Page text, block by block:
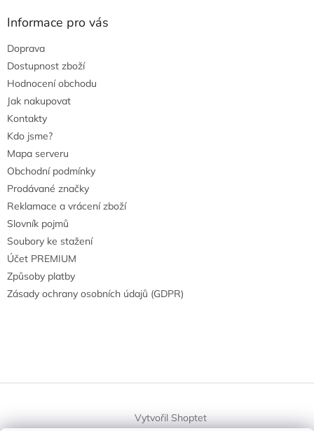
Informace pro vás
Doprava
Dostupnost zboží
Hodnocení obchodu
Jak nakupovat
Kontakty
Kdo jsme?
Mapa serveru
Obchodní podmínky
Prodávané značky
Reklamace a vrácení zboží
Slovník pojmů
Soubory ke stažení
Účet PREMIUM
Způsoby platby
Zásady ochrany osobních údajů (GDPR)
Vytvořil Shoptet